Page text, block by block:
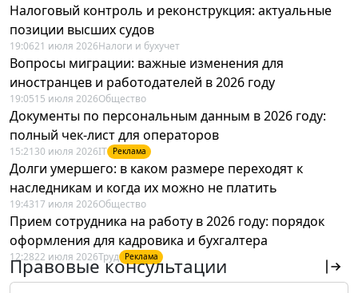
Налоговый контроль и реконструкция: актуальные
позиции высших судов
19:0621 июля 2026Налоги и бухучет
Вопросы миграции: важные изменения для
иностранцев и работодателей в 2026 году
19:0515 июля 2026Общество
Документы по персональным данным в 2026 году:
полный чек-лист для операторов
15:21 30 июля 2026IT Реклама
Долги умершего: в каком размере переходят к
наследникам и когда их можно не платить
19:4317 июля 2026Общество
Прием сотрудника на работу в 2026 году: порядок
оформления для кадровика и бухгалтера
12:2822 июля 2026Труд Реклама
Правовые консультации